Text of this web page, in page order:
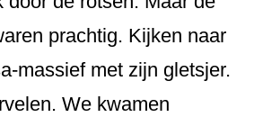
prachtig. Kijken naar
massief met zijn gletsjer.
We kwamen